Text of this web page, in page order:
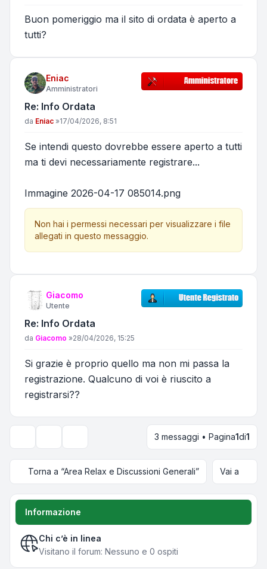
Buon pomeriggio ma il sito di ordata è aperto a
tutti?
Eniac
Amministratori
Re: Info Ordata
Messaggio
da Eniac »17/04/2026, 8:51
Se intendi questo dovrebbe essere aperto a tutti
ma ti devi necessariamente registrare...
Immagine 2026-04-17 085014.png
Non hai i permessi necessari per visualizzare i file
allegati in questo messaggio.
Giacomo
Utente
Re: Info Ordata
Messaggio
da Giacomo »28/04/2026, 15:25
Si grazie è proprio quello ma non mi passa la
registrazione. Qualcuno di voi è riuscito a
registrarsi??
Opzioni di visualizzazione e ordinamento
3 messaggi • Pagina1di1
Torna a “Area Relax e Discussioni Generali” Vai a
Informazione
Chi c’è in linea
Visitano il forum: Nessuno e 0 ospiti